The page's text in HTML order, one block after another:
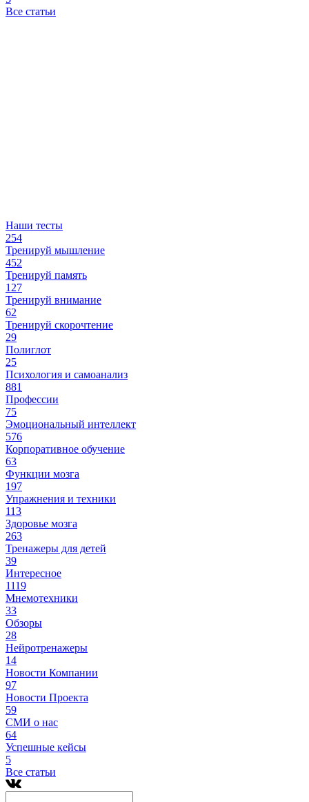
Все статьи
Наши тесты
254
Тренируй мышление
452
Тренируй память
127
Тренируй внимание
62
Тренируй скорочтение
29
Полиглот
25
Психология и самоанализ
881
Профессии
75
Эмоциональный интеллект
576
Корпоративное обучение
63
Функции мозга
197
Упражнения и техники
113
Здоровье мозга
263
Тренажеры для детей
39
Интересное
1119
Мнемотехники
33
Обзоры
28
Нейротренажеры
14
Новости Компании
97
Новости Проекта
59
СМИ о нас
64
Успешные кейсы
5
Все статьи